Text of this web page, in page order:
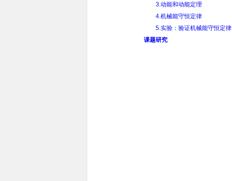
3.动能和动能定理
4.机械能守恒定律
5.实验：验证机械能守恒定律
课题研究